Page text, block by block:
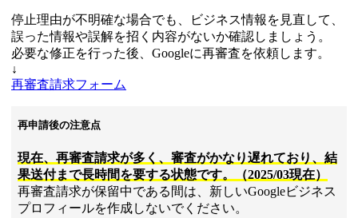
停止理由が不明確な場合でも、ビジネス情報を見直して、
誤った情報や誤解を招く内容がないか確認しましょう。
必要な修正を行った後、Googleに再審査を依頼します。
↓
再審査請求フォーム
再申請後の注意点
現在、再審査請求が多く、審査がかなり遅れており、結
果送付まで長時間を要する状態です。（2025/03現在）
再審査請求が保留中である間は、新しいGoogleビジネス
プロフィールを作成しないでください。